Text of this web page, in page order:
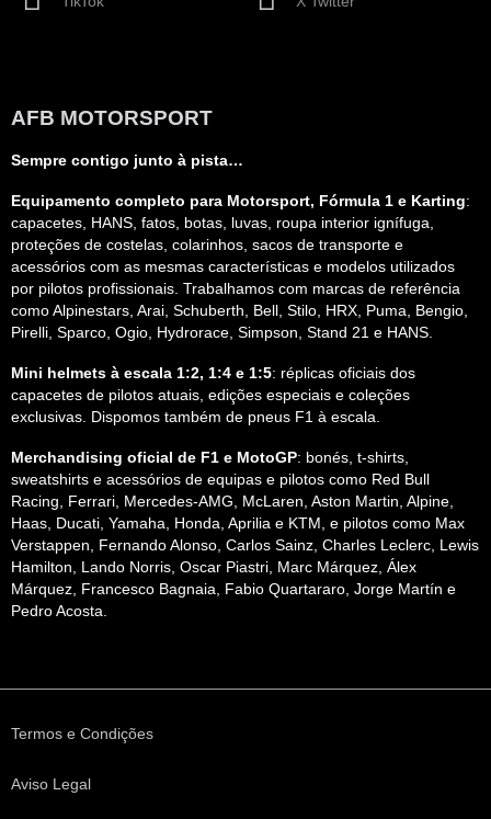
AFB MOTORSPORT
Sempre contigo junto à pista…
Equipamento completo para Motorsport, Fórmula 1 e Karting:
capacetes, HANS, fatos, botas, luvas, roupa interior ignífuga,
proteções de costelas, colarinhos, sacos de transporte e
acessórios com as mesmas características e modelos utilizados
por pilotos profissionais. Trabalhamos com marcas de referência
como Alpinestars, Arai, Schuberth, Bell, Stilo, HRX, Puma, Bengio,
Pirelli, Sparco, Ogio, Hydrorace, Simpson, Stand 21 e HANS.
Mini helmets à escala 1:2, 1:4 e 1:5: réplicas oficiais dos
capacetes de pilotos atuais, edições especiais e coleções
exclusivas. Dispomos também de pneus F1 à escala.
Merchandising oficial de F1 e MotoGP: bonés, t-shirts,
sweatshirts e acessórios de equipas e pilotos como Red Bull
Racing, Ferrari, Mercedes-AMG, McLaren, Aston Martin, Alpine,
Haas, Ducati, Yamaha, Honda, Aprilia e KTM, e pilotos como Max
Verstappen, Fernando Alonso, Carlos Sainz, Charles Leclerc, Lewis
Hamilton, Lando Norris, Oscar Piastri, Marc Márquez, Álex
Márquez, Francesco Bagnaia, Fabio Quartararo, Jorge Martín e
Pedro Acosta.
Termos e Condições
Aviso Legal